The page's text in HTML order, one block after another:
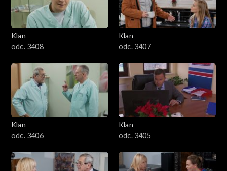
Klan
odc. 3408
Klan
odc. 3407
Klan
odc. 3406
Klan
odc. 3405